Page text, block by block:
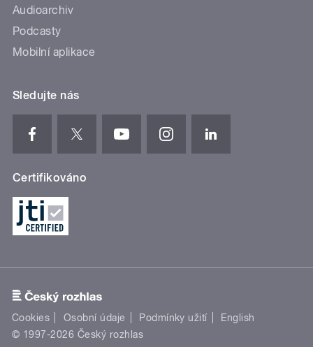
Audioarchiv
Podcasty
Mobilní aplikace
Sledujte nás
Certifikováno
Cookies Osobní údaje Podmínky užití
English
© 1997-2026 Český rozhlas